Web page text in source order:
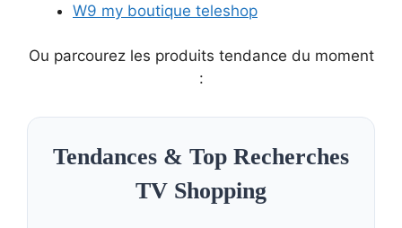
W9 my boutique teleshop
Ou parcourez les produits tendance du moment
:
Tendances & Top Recherches
TV Shopping